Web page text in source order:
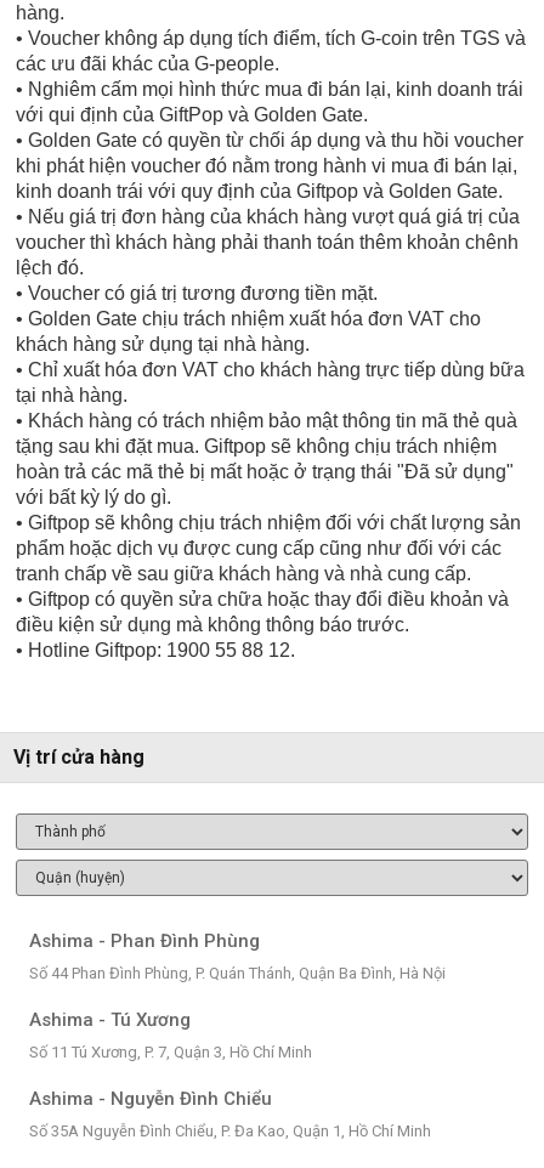
hàng.
• Voucher không áp dụng tích điểm, tích G-coin trên TGS và
các ưu đãi khác của G-people.
• Nghiêm cấm mọi hình thức mua đi bán lại, kinh doanh trái
với qui định của GiftPop và Golden Gate.
• Golden Gate có quyền từ chối áp dụng và thu hồi voucher
khi phát hiện voucher đó nằm trong hành vi mua đi bán lại,
kinh doanh trái với quy định của Giftpop và Golden Gate.
• Nếu giá trị đơn hàng của khách hàng vượt quá giá trị của
voucher thì khách hàng phải thanh toán thêm khoản chênh
lệch đó.
• Voucher có giá trị tương đương tiền mặt.
• Golden Gate chịu trách nhiệm xuất hóa đơn VAT cho
khách hàng sử dụng tại nhà hàng.
• Chỉ xuất hóa đơn VAT cho khách hàng trực tiếp dùng bữa
tại nhà hàng.
• Khách hàng có trách nhiệm bảo mật thông tin mã thẻ quà
tặng sau khi đặt mua. Giftpop sẽ không chịu trách nhiệm
hoàn trả các mã thẻ bị mất hoặc ở trạng thái "Đã sử dụng"
với bất kỳ lý do gì.
• Giftpop sẽ không chịu trách nhiệm đối với chất lượng sản
phẩm hoặc dịch vụ được cung cấp cũng như đối với các
tranh chấp về sau giữa khách hàng và nhà cung cấp.
• Giftpop có quyền sửa chữa hoặc thay đổi điều khoản và
điều kiện sử dụng mà không thông báo trước.
• Hotline Giftpop: 1900 55 88 12.
Vị trí cửa hàng
Ashima - Phan Đình Phùng
Số 44 Phan Đình Phùng, P. Quán Thánh, Quận Ba Đình, Hà Nội
Ashima - Tú Xương
Số 11 Tú Xương, P. 7, Quận 3, Hồ Chí Minh
Ashima - Nguyễn Đình Chiểu
Số 35A Nguyễn Đình Chiểu, P. Đa Kao, Quận 1, Hồ Chí Minh